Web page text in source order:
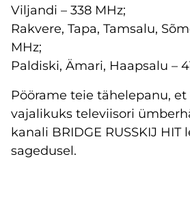
Viljandi – 338 MHz;
Rakvere, Tapa, Tamsalu,
MHz;
Paldiski, Ämari, Haapsalu –
Pöörame teie tähelepanu,
vajalikuks televiisori
kanali BRIDGE RUSSKIJ
sagedusel.